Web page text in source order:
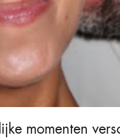
momenten